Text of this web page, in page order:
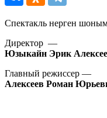
Спектакль нерген
Директор —
Юзыкайн Эрик
Главный режиссер —
Алексеев Роман